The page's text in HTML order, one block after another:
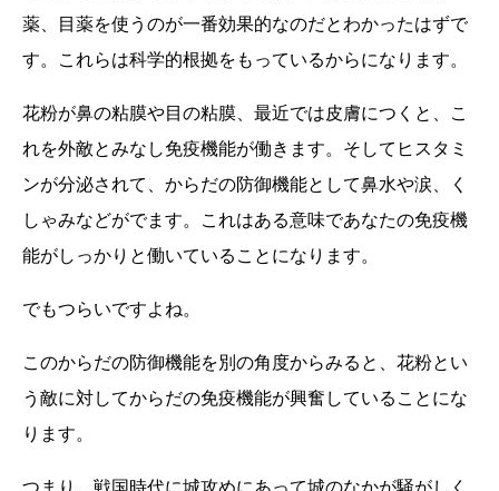
薬、目薬を使うのが一番効果的なのだとわかったはずで
す。これらは科学的根拠をもっているからになります。
花粉が鼻の粘膜や目の粘膜、最近では皮膚につくと、こ
れを外敵とみなし免疫機能が働きます。そしてヒスタミ
ンが分泌されて、からだの防御機能として鼻水や涙、く
しゃみなどがでます。これはある意味であなたの免疫機
能がしっかりと働いていることになります。
でもつらいですよね。
このからだの防御機能を別の角度からみると、花粉とい
う敵に対してからだの免疫機能が興奮していることにな
ります。